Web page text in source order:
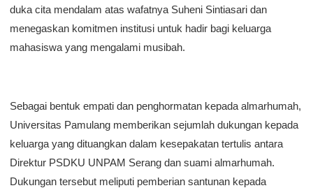
duka cita mendalam atas wafatnya Suheni Sintiasari dan
menegaskan komitmen institusi untuk hadir bagi keluarga
mahasiswa yang mengalami musibah.
Sebagai bentuk empati dan penghormatan kepada almarhumah,
Universitas Pamulang memberikan sejumlah dukungan kepada
keluarga yang dituangkan dalam kesepakatan tertulis antara
Direktur PSDKU UNPAM Serang dan suami almarhumah.
Dukungan tersebut meliputi pemberian santunan kepada